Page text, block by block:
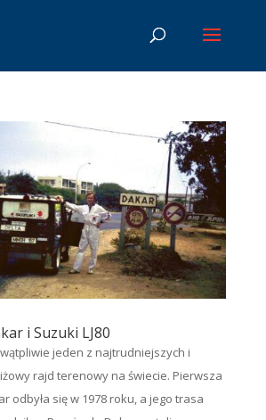
i Suzuki LJ80
jeden z najtrudniejszych i
rajd terenowy na świecie. Pierwsza
odbyła się w 1978 roku, a jego trasa